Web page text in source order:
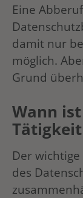
Eine
damit nur
möglich.
Grund
Wann
Der
des